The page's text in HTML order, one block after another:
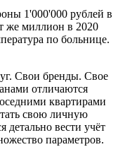
1'000'000 рублей в
же миллион в 2020
по больнице.
Свои бренды. Свое
отличаются
квартирами
свою личную
вести учёт
параметров.